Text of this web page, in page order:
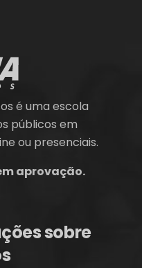
é uma escola
públicos em
ou presenciais.
aprovação.
sobre